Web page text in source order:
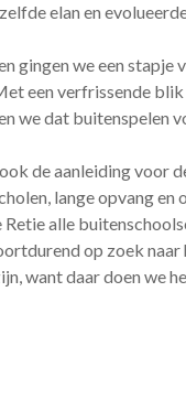
elan en
gingen we een
een verfrissende blik
we dat buitenspelen
de aanleiding voor
lange opvang
alle
op zoek
want daar doen we